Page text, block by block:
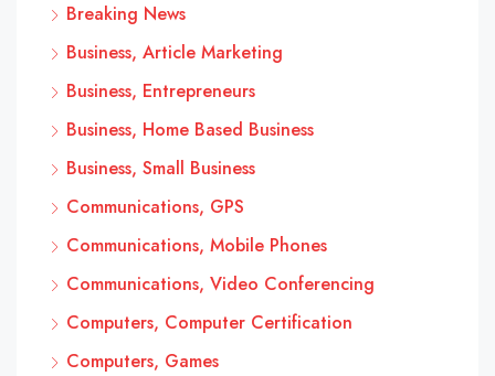
Breaking News
Business, Article Marketing
Business, Entrepreneurs
Business, Home Based Business
Business, Small Business
Communications, GPS
Communications, Mobile Phones
Communications, Video Conferencing
Computers, Computer Certification
Computers, Games